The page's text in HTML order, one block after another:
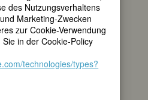
des Nutzungsverhaltens
Marketing-Zwecken
zur Cookie-Verwendung
in der Cookie-Policy
technologies/types?